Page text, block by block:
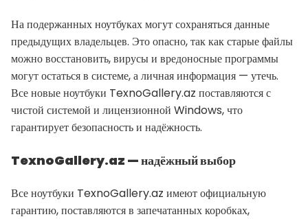
На подержанных ноутбуках могут сохраняться данные
предыдущих владельцев. Это опасно, так как старые файлы
можно восстановить, вирусы и вредоносные программы
могут остаться в системе, а личная информация — утечь.
Все новые ноутбуки TexnoGallery.az поставляются с
чистой системой и лицензионной Windows, что
гарантирует безопасность и надёжность.
TexnoGallery.az — надёжный выбор
Все ноутбуки TexnoGallery.az имеют официальную
гарантию, поставляются в запечатанных коробках,